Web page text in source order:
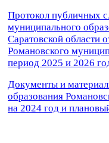
Протокол публичных
муниципального
Саратовской области
Романовского
период 2025 и 2026
Документы и
образования
на 2024 год и